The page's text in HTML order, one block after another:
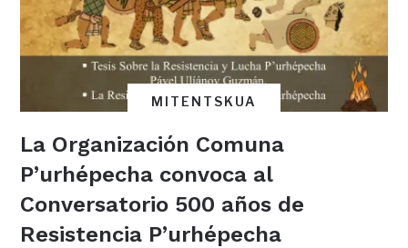
MITENTSKUA
La Organización Comuna
P’urhépecha convoca al
Conversatorio 500 años de
Resistencia P’urhépecha